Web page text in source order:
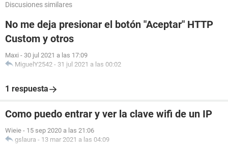
Discusiones similares
No me deja presionar el botón "Aceptar" HTTP
Custom y otros
Maxi - 30 jul 2021 a las 17:09
MiguelY2542 - 31 jul 2021 a las 00:02
1 respuesta
Como puedo entrar y ver la clave wifi de un IP
Wieie - 15 sep 2020 a las 21:06
gslaura - 13 mar 2021 a las 04:09